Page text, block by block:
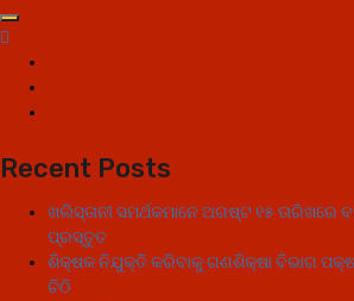
Recent Posts
ଖଲିସ୍ତାନୀ ସମର୍ଥକମାନେ ଅଗଷ୍ଟ ୧୫
ପ୍ରସ୍ତୁତ
ଶିକ୍ଷକ ନିଯୁକ୍ତି କରିବାକୁ ଗଣଶିକ୍ଷା ବିଭାଗ
ଚିଠି